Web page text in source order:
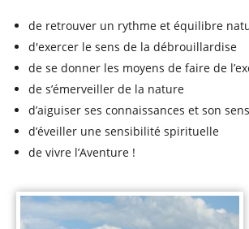
de retrouver un rythme et équilibre
d'exercer le sens de la débrouillardise
de se donner les moyens de faire de
de s’émerveiller de la nature
d’aiguiser ses connaissances et son
d’éveiller une sensibilité spirituelle
de vivre l’Aventure !